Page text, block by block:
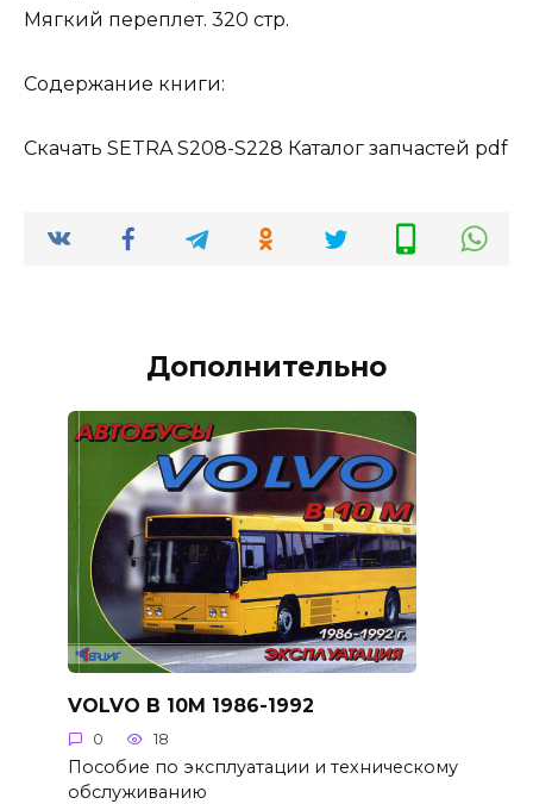
Мягкий переплет. 320 стр.
Содержание книги:
Скачать SETRA S208-S228 Каталог запчастей pdf
Дополнительно
VOLVO B 10M 1986-1992
0 18
Пособие по эксплуатации и техническому
обслуживанию